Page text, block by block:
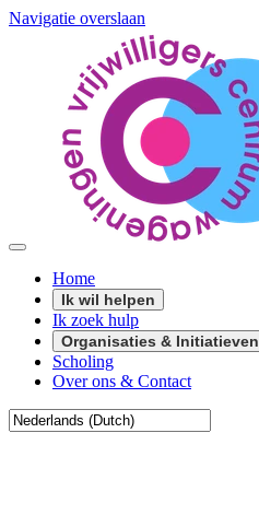
Navigatie overslaan
Home
Ik wil helpen
Ik zoek hulp
Organisaties & Initiatieven
Scholing
Over ons & Contact